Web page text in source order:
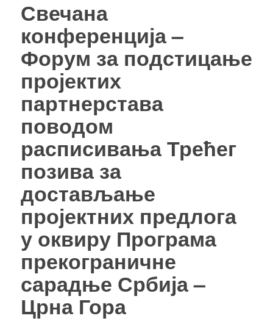
Свечана
конференција –
Форум за подстицање
пројектих
партнерстава
поводом
расписивања Трећег
позива за
достављање
пројектних предлога
у оквиру Програма
прекограничне
сарадње Србија –
Црна Гора